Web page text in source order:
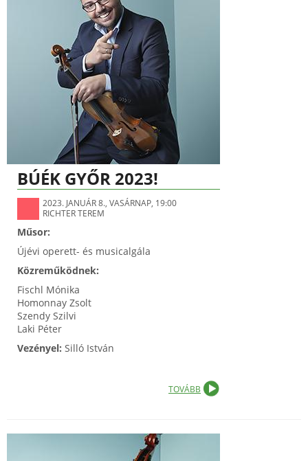
BÚÉK GYŐR 2023!
2023. JANUÁR 8., VASÁRNAP, 19:00
RICHTER TEREM
Műsor:
Újévi operett- és musicalgála
Közreműködnek:
Fischl Mónika
Homonnay Zsolt
Szendy Szilvi
Laki Péter
Vezényel: Silló István
TOVÁBB